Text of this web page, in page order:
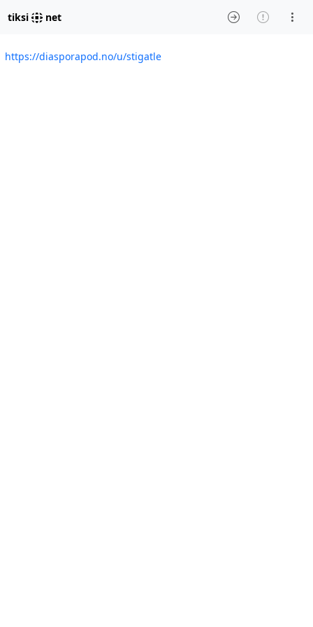
tiksi net
https://diasporapod.no/u/stigatle